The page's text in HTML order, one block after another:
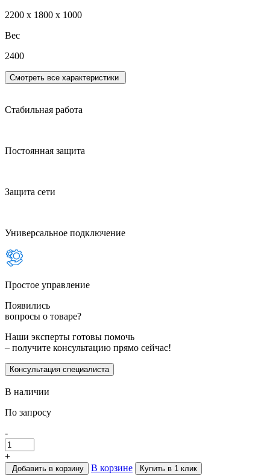
2200 х 1800 х 1000
Вес
2400
Смотреть все характеристики
Стабильная работа
Постоянная защита
Защита сети
Универсальное подключение
Простое управление
Появились
вопросы о товаре?
Наши эксперты готовы помочь
– получите консультацию прямо сейчас!
Консультация специалиста
В наличии
По запросу
-
+
Добавить в корзину В корзине Купить в 1 клик